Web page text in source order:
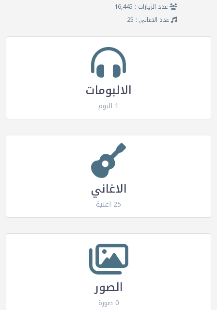
عدد الزيارات : 16,445
عدد الاغاني : 25
الالبومات
1 البوم
الاغاني
25 اغنية
الصور
0 صورة